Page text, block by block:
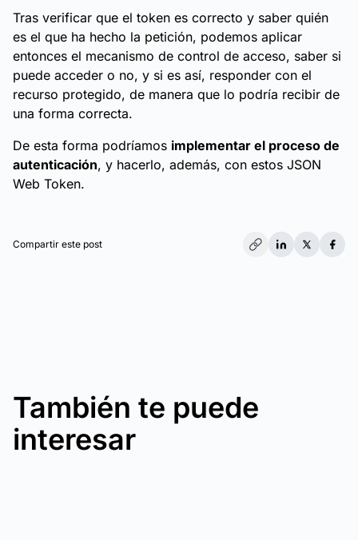
Tras verificar que el token es correcto y saber quién
es el que ha hecho la petición, podemos aplicar
entonces el mecanismo de control de acceso, saber si
puede acceder o no, y si es así, responder con el
recurso protegido, de manera que lo podría recibir de
una forma correcta.
De esta forma podríamos implementar el proceso de
autenticación, y hacerlo, además, con estos JSON
Web Token.
Compartir este post
También te puede
interesar